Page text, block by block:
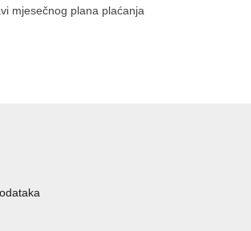
mjesečnog plana plaćanja